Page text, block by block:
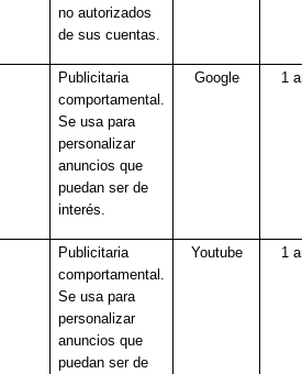
no autorizados
de sus cuentas.
Publicitaria
comportamental.
Se usa para
personalizar
anuncios que
puedan ser de
interés.
Google 1
Publicitaria
comportamental.
Se usa para
personalizar
anuncios que
puedan ser de
Youtube 1